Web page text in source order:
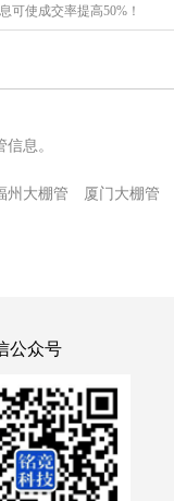
可使成交率提高50%！
息。
州大棚管 厦门大棚管
公众号